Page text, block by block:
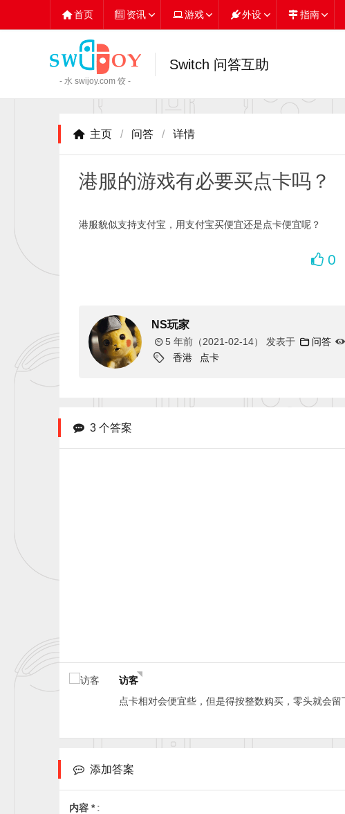
- 水 swijoy.com 饺 -
Switch 问答互助
首页 资讯 游戏 外设 指南
主页 / 问答 / 详情
港服的游戏有必要买点卡吗？
港服貌似支持支付宝，用支付宝买便宜还是点卡便宜呢？
0
NS玩家
5 年前（2021-02-14） 发表于 问答
香港
点卡
3 个答案
访客
点卡相对会便宜些，但是得按整数购买，零头就会
添加答案
内容 *